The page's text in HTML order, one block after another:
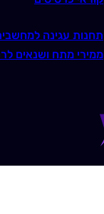
תחנות עגינה
ממירי מתח ושנאים